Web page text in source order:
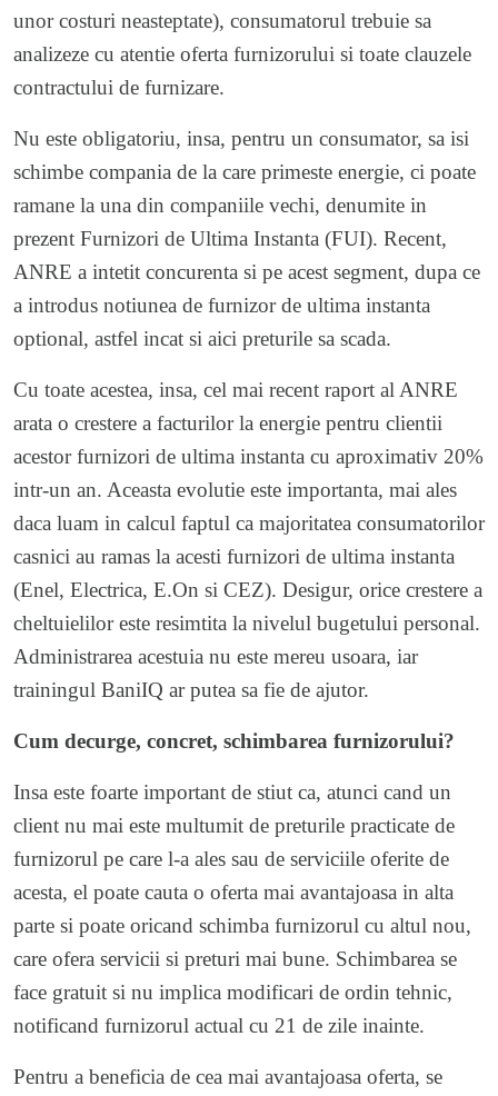
unor costuri neasteptate), consumatorul trebuie sa
analizeze cu atentie oferta furnizorului si toate clauzele
contractului de furnizare.
Nu este obligatoriu, insa, pentru un consumator, sa isi
schimbe compania de la care primeste energie, ci poate
ramane la una din companiile vechi, denumite in
prezent Furnizori de Ultima Instanta (FUI). Recent,
ANRE a intetit concurenta si pe acest segment, dupa ce
a introdus notiunea de furnizor de ultima instanta
optional, astfel incat si aici preturile sa scada.
Cu toate acestea, insa, cel mai recent raport al ANRE
arata o crestere a facturilor la energie pentru clientii
acestor furnizori de ultima instanta cu aproximativ 20%
intr-un an. Aceasta evolutie este importanta, mai ales
daca luam in calcul faptul ca majoritatea consumatorilor
casnici au ramas la acesti furnizori de ultima instanta
(Enel, Electrica, E.On si CEZ). Desigur, orice crestere a
cheltuielilor este resimtita la nivelul bugetului personal.
Administrarea acestuia nu este mereu usoara, iar
trainingul BaniIQ ar putea sa fie de ajutor.
Cum decurge, concret, schimbarea furnizorului?
Insa este foarte important de stiut ca, atunci cand un
client nu mai este multumit de preturile practicate de
furnizorul pe care l-a ales sau de serviciile oferite de
acesta, el poate cauta o oferta mai avantajoasa in alta
parte si poate oricand schimba furnizorul cu altul nou,
care ofera servicii si preturi mai bune. Schimbarea se
face gratuit si nu implica modificari de ordin tehnic,
notificand furnizorul actual cu 21 de zile inainte.
Pentru a beneficia de cea mai avantajoasa oferta, se